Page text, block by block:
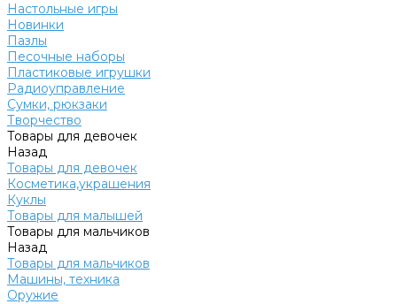
Настольные игры
Новинки
Пазлы
Песочные наборы
Пластиковые игрушки
Радиоуправление
Сумки, рюкзаки
Творчество
Товары для девочек
Назад
Товары для девочек
Косметика,украшения
Куклы
Товары для малышей
Товары для мальчиков
Назад
Товары для мальчиков
Машины, техника
Оружие